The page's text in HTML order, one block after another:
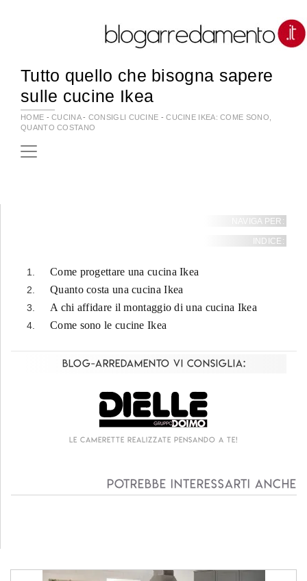
Tutto quello che bisogna sapere
sulle cucine Ikea
HOME -CUCINA- CONSIGLI CUCINE -CUCINE IKEA: COME SONO,
QUANTO COSTANO
NAVIGA PER:
INDICE:
Come progettare una cucina Ikea
Quanto costa una cucina Ikea
A chi affidare il montaggio di una cucina Ikea
Come sono le cucine Ikea
Blog-Arredamento vi consiglia:
Le camerette realizzate pensando a te!
Potrebbe interessarti anche